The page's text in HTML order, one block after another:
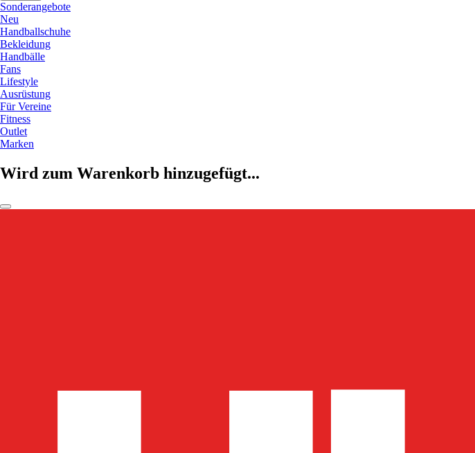
Sonderangebote
Neu
Handballschuhe
Bekleidung
Handbälle
Fans
Lifestyle
Ausrüstung
Für Vereine
Fitness
Outlet
Marken
Wird zum Warenkorb hinzugefügt...